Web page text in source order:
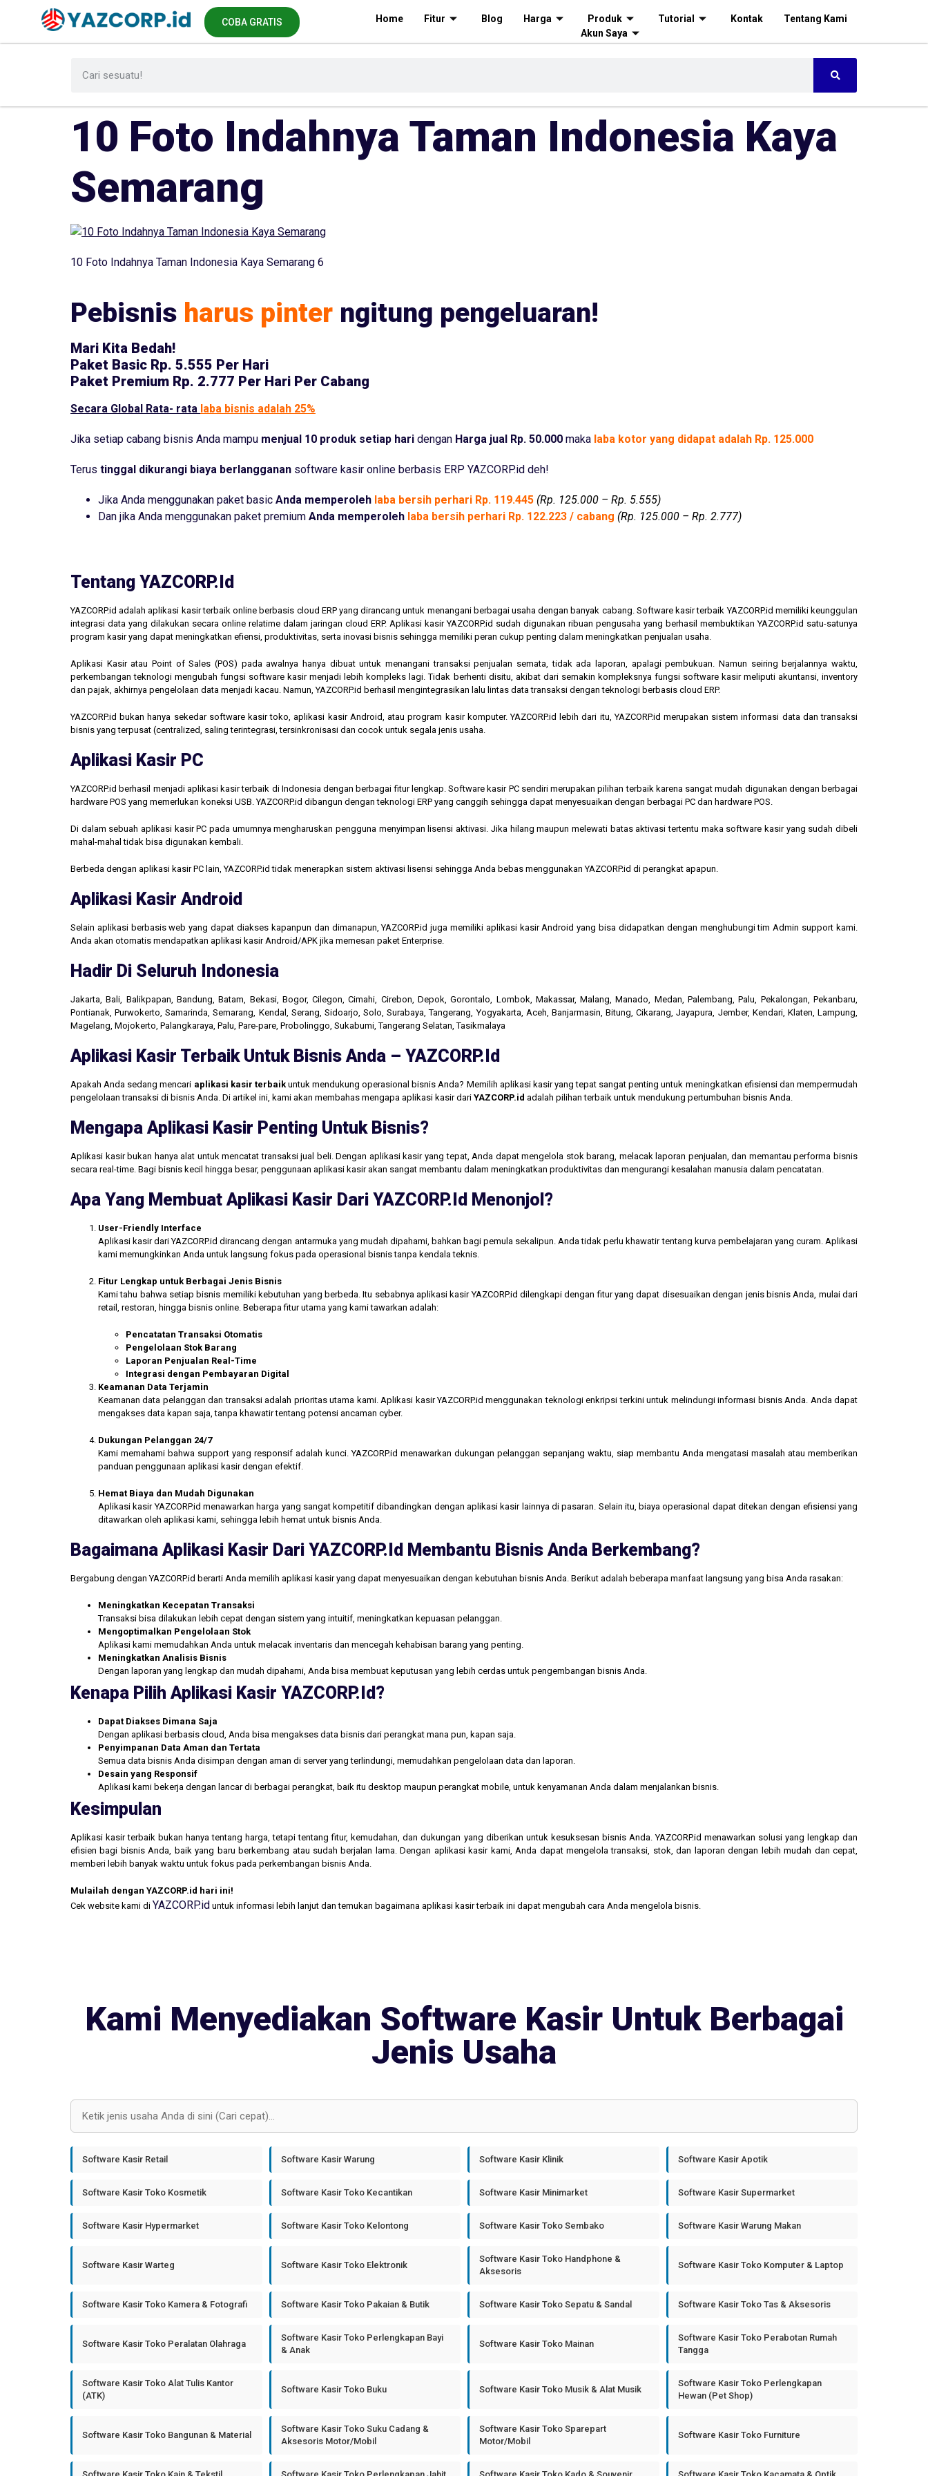
COBA GRATIS Home Fitur Blog Harga Produk Tutorial Kontak
Tentang Kami
Akun Saya
10 Foto Indahnya Taman Indonesia Kaya
Semarang
10 Foto Indahnya Taman Indonesia Kaya Semarang 6
Pebisnis harus pinter ngitung pengeluaran!
Mari Kita Bedah!
Paket Basic Rp. 5.555 Per Hari
Paket Premium Rp. 2.777 Per Hari Per Cabang
Secara Global Rata- rata laba bisnis adalah 25%
Jika setiap cabang bisnis Anda mampu menjual 10 produk setiap hari dengan Harga jual Rp. 50.000 maka laba kotor yang didapat adalah Rp. 125.000
Terus tinggal dikurangi biaya berlangganan software kasir online berbasis ERP YAZCORP.id deh!
Jika Anda menggunakan paket basic Anda memperoleh laba bersih perhari Rp. 119.445 (Rp. 125.000 – Rp. 5.555)
Dan jika Anda menggunakan paket premium Anda memperoleh laba bersih perhari Rp. 122.223 / cabang (Rp. 125.000 – Rp. 2.777)
Tentang YAZCORP.id
YAZCORP.id adalah aplikasi kasir terbaik online berbasis cloud ERP yang dirancang untuk menangani berbagai usaha dengan banyak cabang. Software kasir terbaik YAZCORP.id memiliki keunggulan
integrasi data yang dilakukan secara online relatime dalam jaringan cloud ERP. Aplikasi kasir YAZCORP.id sudah digunakan ribuan pengusaha yang berhasil membuktikan YAZCORP.id satu-satunya
program kasir yang dapat meningkatkan efiensi, produktivitas, serta inovasi bisnis sehingga memiliki peran cukup penting dalam meningkatkan penjualan usaha.
Aplikasi Kasir atau Point of Sales (POS) pada awalnya hanya dibuat untuk menangani transaksi penjualan semata, tidak ada laporan, apalagi pembukuan. Namun seiring berjalannya waktu,
perkembangan teknologi mengubah fungsi software kasir menjadi lebih kompleks lagi. Tidak berhenti disitu, akibat dari semakin kompleksnya fungsi software kasir meliputi akuntansi, inventory
dan pajak, akhirnya pengelolaan data menjadi kacau. Namun, YAZCORP.id berhasil mengintegrasikan lalu lintas data transaksi dengan teknologi berbasis cloud ERP.
YAZCORP.id bukan hanya sekedar software kasir toko, aplikasi kasir Android, atau program kasir komputer. YAZCORP.id lebih dari itu, YAZCORP.id merupakan sistem informasi data dan transaksi
bisnis yang terpusat (centralized, saling terintegrasi, tersinkronisasi dan cocok untuk segala jenis usaha.
Aplikasi Kasir PC
YAZCORP.id berhasil menjadi aplikasi kasir terbaik di Indonesia dengan berbagai fitur lengkap. Software kasir PC sendiri merupakan pilihan terbaik karena sangat mudah digunakan dengan berbagai
hardware POS yang memerlukan koneksi USB. YAZCORP.id dibangun dengan teknologi ERP yang canggih sehingga dapat menyesuaikan dengan berbagai PC dan hardware POS.
Di dalam sebuah aplikasi kasir PC pada umumnya mengharuskan pengguna menyimpan lisensi aktivasi. Jika hilang maupun melewati batas aktivasi tertentu maka software kasir yang sudah dibeli
mahal-mahal tidak bisa digunakan kembali.
Berbeda dengan aplikasi kasir PC lain, YAZCORP.id tidak menerapkan sistem aktivasi lisensi sehingga Anda bebas menggunakan YAZCORP.id di perangkat apapun.
Aplikasi Kasir Android
Selain aplikasi berbasis web yang dapat diakses kapanpun dan dimanapun, YAZCORP.id juga memiliki aplikasi kasir Android yang bisa didapatkan dengan menghubungi tim Admin support kami.
Anda akan otomatis mendapatkan aplikasi kasir Android/APK jika memesan paket Enterprise.
Hadir Di Seluruh Indonesia
Jakarta, Bali, Balikpapan, Bandung, Batam, Bekasi, Bogor, Cilegon, Cimahi, Cirebon, Depok, Gorontalo, Lombok, Makassar, Malang, Manado, Medan, Palembang, Palu, Pekalongan, Pekanbaru,
Pontianak, Purwokerto, Samarinda, Semarang, Kendal, Serang, Sidoarjo, Solo, Surabaya, Tangerang, Yogyakarta, Aceh, Banjarmasin, Bitung, Cikarang, Jayapura, Jember, Kendari, Klaten, Lampung,
Magelang, Mojokerto, Palangkaraya, Palu, Pare-pare, Probolinggo, Sukabumi, Tangerang Selatan, Tasikmalaya
Aplikasi Kasir Terbaik Untuk Bisnis Anda – YAZCORP.id
Apakah Anda sedang mencari aplikasi kasir terbaikuntuk mendukung operasional bisnis Anda? Memilih aplikasi kasir yang tepat sangat penting untuk meningkatkan efisiensi dan mempermudah
pengelolaan transaksi di bisnis Anda. Di artikel ini, kami akan membahas mengapa aplikasi kasir dari YAZCORP.id adalah pilihan terbaik untuk mendukung pertumbuhan bisnis Anda.
Mengapa Aplikasi Kasir Penting Untuk Bisnis?
Aplikasi kasir bukan hanya alat untuk mencatat transaksi jual beli. Dengan aplikasi kasir yang tepat, Anda dapat mengelola stok barang, melacak laporan penjualan, dan memantau performa bisnis
secara real-time. Bagi bisnis kecil hingga besar, penggunaan aplikasi kasir akan sangat membantu dalam meningkatkan produktivitas dan mengurangi kesalahan manusia dalam pencatatan.
Apa Yang Membuat Aplikasi Kasir Dari YAZCORP.id Menonjol?
User-Friendly Interface
Aplikasi kasir dari YAZCORP.id dirancang dengan antarmuka yang mudah dipahami, bahkan bagi pemula sekalipun. Anda tidak perlu khawatir tentang kurva pembelajaran yang curam. Aplikasi
kami memungkinkan Anda untuk langsung fokus pada operasional bisnis tanpa kendala teknis.
Fitur Lengkap untuk Berbagai Jenis Bisnis
Kami tahu bahwa setiap bisnis memiliki kebutuhan yang berbeda. Itu sebabnya aplikasi kasir YAZCORP.id dilengkapi dengan fitur yang dapat disesuaikan dengan jenis bisnis Anda, mulai dari
retail, restoran, hingga bisnis online. Beberapa fitur utama yang kami tawarkan adalah:
Pencatatan Transaksi Otomatis
Pengelolaan Stok Barang
Laporan Penjualan Real-Time
Integrasi dengan Pembayaran Digital
Keamanan Data Terjamin
Keamanan data pelanggan dan transaksi adalah prioritas utama kami. Aplikasi kasir YAZCORP.id menggunakan teknologi enkripsi terkini untuk melindungi informasi bisnis Anda. Anda dapat
mengakses data kapan saja, tanpa khawatir tentang potensi ancaman cyber.
Dukungan Pelanggan 24/7
Kami memahami bahwa support yang responsif adalah kunci. YAZCORP.id menawarkan dukungan pelanggan sepanjang waktu, siap membantu Anda mengatasi masalah atau memberikan
panduan penggunaan aplikasi kasir dengan efektif.
Hemat Biaya dan Mudah Digunakan
Aplikasi kasir YAZCORP.id menawarkan harga yang sangat kompetitif dibandingkan dengan aplikasi kasir lainnya di pasaran. Selain itu, biaya operasional dapat ditekan dengan efisiensi yang
ditawarkan oleh aplikasi kami, sehingga lebih hemat untuk bisnis Anda.
Bagaimana Aplikasi Kasir Dari YAZCORP.id Membantu Bisnis Anda Berkembang?
Bergabung dengan YAZCORP.id berarti Anda memilih aplikasi kasir yang dapat menyesuaikan dengan kebutuhan bisnis Anda. Berikut adalah beberapa manfaat langsung yang bisa Anda rasakan:
Meningkatkan Kecepatan Transaksi
Transaksi bisa dilakukan lebih cepat dengan sistem yang intuitif, meningkatkan kepuasan pelanggan.
Mengoptimalkan Pengelolaan Stok
Aplikasi kami memudahkan Anda untuk melacak inventaris dan mencegah kehabisan barang yang penting.
Meningkatkan Analisis Bisnis
Dengan laporan yang lengkap dan mudah dipahami, Anda bisa membuat keputusan yang lebih cerdas untuk pengembangan bisnis Anda.
Kenapa Pilih Aplikasi Kasir YAZCORP.id?
Dapat Diakses Dimana Saja
Dengan aplikasi berbasis cloud, Anda bisa mengakses data bisnis dari perangkat mana pun, kapan saja.
Penyimpanan Data Aman dan Tertata
Semua data bisnis Anda disimpan dengan aman di server yang terlindungi, memudahkan pengelolaan data dan laporan.
Desain yang Responsif
Aplikasi kami bekerja dengan lancar di berbagai perangkat, baik itu desktop maupun perangkat mobile, untuk kenyamanan Anda dalam menjalankan bisnis.
Kesimpulan
Aplikasi kasir terbaik bukan hanya tentang harga, tetapi tentang fitur, kemudahan, dan dukungan yang diberikan untuk kesuksesan bisnis Anda. YAZCORP.id menawarkan solusi yang lengkap dan
efisien bagi bisnis Anda, baik yang baru berkembang atau sudah berjalan lama. Dengan aplikasi kasir kami, Anda dapat mengelola transaksi, stok, dan laporan dengan lebih mudah dan cepat,
memberi lebih banyak waktu untuk fokus pada perkembangan bisnis Anda.
Mulailah dengan YAZCORP.id hari ini!
Cek website kami di YAZCORP.id untuk informasi lebih lanjut dan temukan bagaimana aplikasi kasir terbaik ini dapat mengubah cara Anda mengelola bisnis.
Kami Menyediakan Software Kasir Untuk Berbagai
Jenis Usaha
Software Kasir Retail Software Kasir Warung Software Kasir Klinik Software Kasir Apotik
Software Kasir Toko Kosmetik Software Kasir Toko Kecantikan Software Kasir Minimarket Software Kasir Supermarket
Software Kasir Hypermarket Software Kasir Toko Kelontong Software Kasir Toko Sembako Software Kasir Warung Makan
Software Kasir Warteg Software Kasir Toko Elektronik
Software Kasir Toko Handphone &
Aksesoris
Software Kasir Toko Komputer & Laptop
Software Kasir Toko Kamera & Fotografi Software Kasir Toko Pakaian & Butik Software Kasir Toko Sepatu & Sandal Software Kasir Toko Tas & Aksesoris
Software Kasir Toko Peralatan Olahraga
Software Kasir Toko Perlengkapan Bayi
& Anak
Software Kasir Toko Mainan
Software Kasir Toko Perabotan Rumah
Tangga
Software Kasir Toko Alat Tulis Kantor
(ATK)
Software Kasir Toko Buku Software Kasir Toko Musik & Alat Musik
Software Kasir Toko Perlengkapan
Hewan (Pet Shop)
Software Kasir Toko Bangunan & Material
Software Kasir Toko Suku Cadang &
Aksesoris Motor/Mobil
Software Kasir Toko Sparepart
Motor/Mobil
Software Kasir Toko Furniture